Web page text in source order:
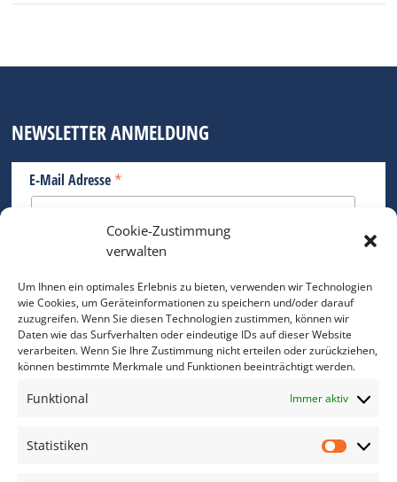
Cookie-Zustimmung
verwalten
Um Ihnen ein optimales Erlebnis zu bieten, verwenden wir Technologien
wie Cookies, um Geräteinformationen zu speichern und/oder darauf
zuzugreifen. Wenn Sie diesen Technologien zustimmen, können wir
Daten wie das Surfverhalten oder eindeutige IDs auf dieser Website
verarbeiten. Wenn Sie Ihre Zustimmung nicht erteilen oder zurückziehen,
können bestimmte Merkmale und Funktionen beeinträchtigt werden.
Funktional Immer aktiv
Statistiken
NEWSLETTER ANMELDUNG
E-Mail Adresse *
Bitte geben Sie Ihre E-Mail Adresse ein.
*